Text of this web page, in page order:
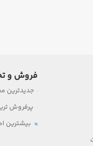
فروش و
جدیدترین
پرفروش
بیشترین